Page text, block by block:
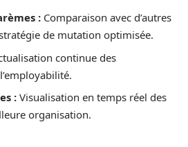
: Comparaison avec d’autres
de mutation optimisée.
continue des
: Visualisation en temps réel des
organisation.